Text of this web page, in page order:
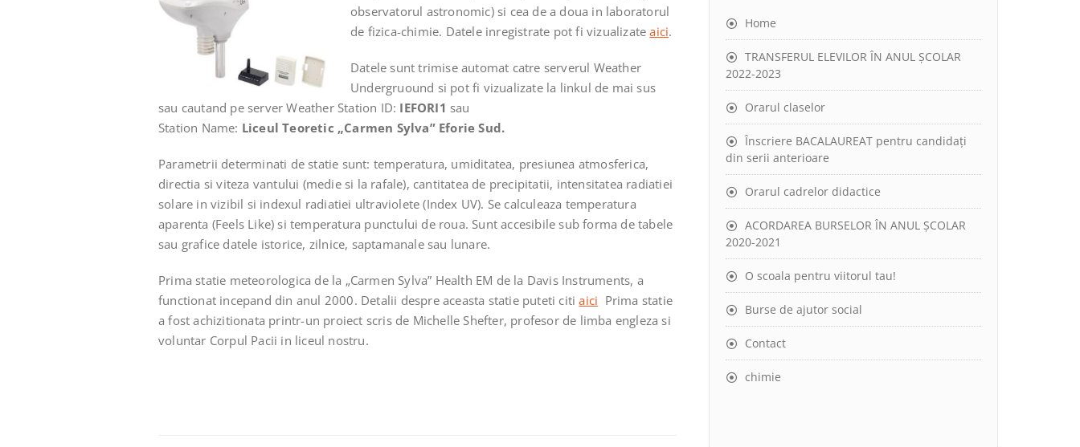
observatorul astronomic) si cea de a doua in laboratorul
de fizica-chimie. Datele inregistrate pot fi vizualizateaici.
Datele sunt trimise automat catre serverul Weather
Undergruound si pot fi vizualizate la linkul de mai sus
sau cautand pe server Weather Station ID: IEFORI1 sau
Station Name: Liceul Teoretic „Carmen Sylva” Eforie Sud.
Parametrii determinati de statie sunt: temperatura, umiditatea, presiunea atmosferica,
directia si viteza vantului (medie si la rafale), cantitatea de precipitatii, intensitatea radiatiei
solare in vizibil si indexul radiatiei ultraviolete (Index UV). Se calculeaza temperatura
aparenta (Feels Like) si temperatura punctului de roua. Sunt accesibile sub forma de tabele
sau grafice datele istorice, zilnice, saptamanale sau lunare.
Prima statie meteorologica de la „Carmen Sylva” Health EM de la Davis Instruments, a
functionat incepand din anul 2000. Detalii despre aceasta statie puteti citiaici Prima statie
a fost achizitionata printr-un proiect scris de Michelle Shefter, profesor de limba engleza si
voluntar Corpul Pacii in liceul nostru.
Home
TRANSFERUL ELEVILOR ÎN ANUL ȘCOLAR
2022-2023
Orarul claselor
Înscriere BACALAUREAT pentru candidați
din serii anterioare
Orarul cadrelor didactice
ACORDAREA BURSELOR ÎN ANUL ȘCOLAR
2020-2021
O scoala pentru viitorul tau!
Burse de ajutor social
Contact
chimie